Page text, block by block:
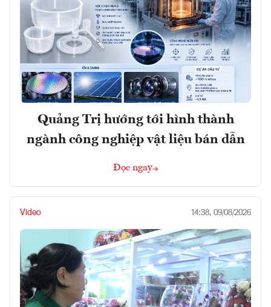
Quảng Trị hướng tới hình thành
ngành công nghiệp vật liệu bán dẫn
Đọc ngay
Video 14:38, 09/08/2026